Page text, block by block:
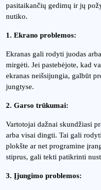
pasitaikančių gedimų ir jų
nutiko.
1. Ekrano problemos:
Ekranas gali rodyti juodas
mirgėti. Jei pastebėjote, kad
ekranas neišsijungia, galbūt
jungtyse.
2. Garso trūkumai:
Vartotojai dažnai skundžiasi
arba visai dingti. Tai gali
plokšte ar net programine
stiprus, gali tekti patikrinti
3. Įjungimo problemos: